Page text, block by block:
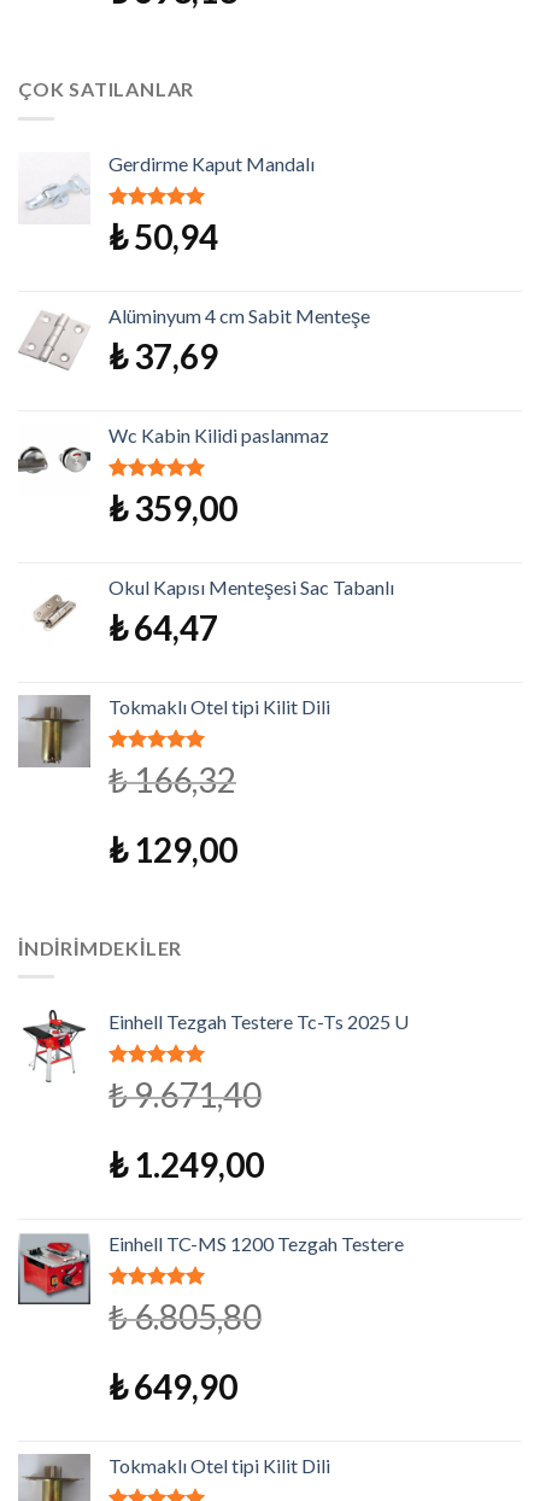
ÇOK SATILANLAR
Gerdirme Kaput Mandalı
5 üzerinden
5.00oy aldı
₺50,94
Alüminyum 4 cm Sabit Menteşe
₺37,69
Wc Kabin Kilidi paslanmaz
5 üzerinden
5.00oy aldı
₺359,00
Okul Kapısı Menteşesi Sac Tabanlı
₺64,47
Tokmaklı Otel tipi Kilit Dili
5 üzerinden
4.79oy
₺166,32
₺129,00
İNDIRIMDEKILER
Einhell Tezgah Testere Tc-Ts 2025 U
5 üzerinden
5.00oy aldı
₺9.671,40
₺1.249,00
Einhell TC-MS 1200 Tezgah Testere
5 üzerinden
5.00oy aldı
₺6.805,80
₺649,90
Tokmaklı Otel tipi Kilit Dili